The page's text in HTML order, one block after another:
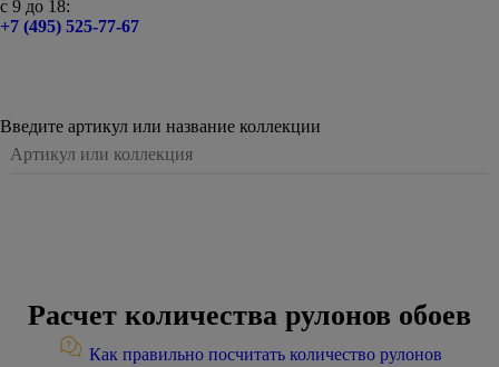
с 9 до 18:
+7 (495) 525-77-67
Введите артикул или название коллекции
Расчет количества рулонов обоев
Как правильно посчитать количество рулонов